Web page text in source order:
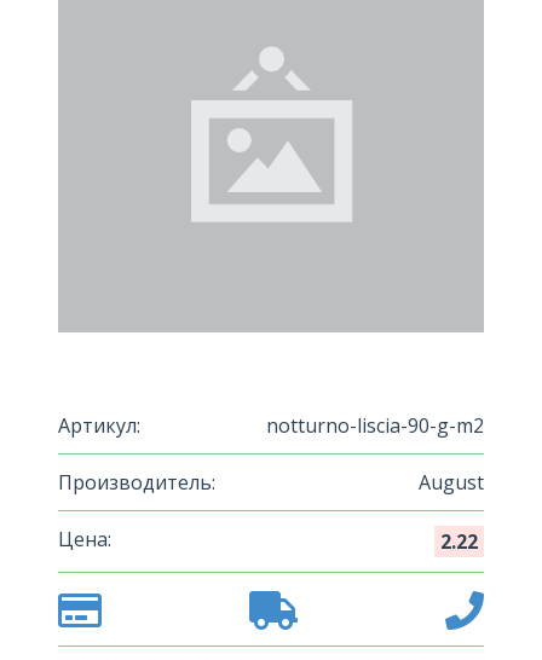
Артикул: notturno-liscia-90-g-m2
Производитель: August
Цена: 2.22